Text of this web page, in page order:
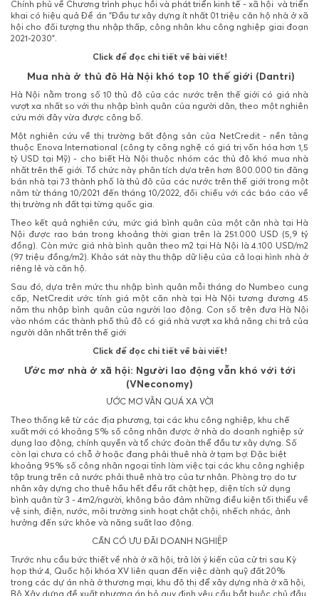
Chính phủ về Chương trình phục hồi và phát triển kinh tế - xã hội và triển
khai có hiệu quả Đề án “Đầu tư xây dựng ít nhất 01 triệu căn hộ nhà ở xã
hội cho đối tượng thu nhập thấp, công nhân khu công nghiệp giai đoạn
2021-2030”.
Click để đọc chi tiết về bài viết!
Mua nhà ở thủ đô Hà Nội khó top 10 thế giới (Dantri)
Hà Nội nằm trong số 10 thủ đô của các nước trên thế giới có giá nhà
vượt xa nhất so với thu nhập bình quân của người dân, theo một nghiên
cứu mới đây vừa được công bố.
Một nghiên cứu về thị trường bất động sản của NetCredit - nền tảng
thuộc Enova International (công ty công nghệ có giá trị vốn hóa hơn 1,5
tỷ USD tại Mỹ) - cho biết Hà Nội thuộc nhóm các thủ đô khó mua nhà
nhất trên thế giới. Tổ chức này phân tích dựa trên hơn 800.000 tin đăng
bán nhà tại 73 thành phố là thủ đô của các nước trên thế giới trong một
năm từ tháng 10/2021 đến tháng 10/2022, đối chiếu với các báo cáo về
thị trường nh đất tại từng quốc gia.
Theo kết quả nghiên cứu, mức giá bình quân của một căn nhà tại Hà
Nội được rao bán trong khoảng thời gian trên là 251.000 USD (5,9 tỷ
đồng). Còn mức giá nhà bình quân theo m2 tại Hà Nội là 4.100 USD/m2
(97 triệu đồng/m2). Khảo sát này thu thập dữ liệu của cả loại hình nhà ở
riêng lẻ và căn hộ.
Sau đó, dựa trên mức thu nhập bình quân mỗi tháng do Numbeo cung
cấp, NetCredit ước tính giá một căn nhà tại Hà Nội tương đương 45
năm thu nhập bình quân của người lao động. Con số trên đưa Hà Nội
vào nhóm các thành phố thủ đô có giá nhà vượt xa khả năng chi trả của
người dân nhất trên thế giới
Click để đọc chi tiết về bài viết!
Ước mơ nhà ở xã hội: Người lao động vẫn khó với tới
(VNeconomy)
ƯỚC MƠ VẪN QUÁ XA VỜI
Theo thống kê từ các địa phương, tại các khu công nghiệp, khu chế
xuất mới có khoảng 5% số công nhân được ở nhà do doanh nghiệp sử
dụng lao động, chính quyền và tổ chức đoàn thể đầu tư xây dựng. Số
còn lại chưa có chỗ ở hoặc đang phải thuê nhà ở tạm bợ. Đặc biệt
khoảng 95% số công nhân ngoại tỉnh làm việc tại các khu công nghiệp
tập trung trên cả nước phải thuê nhà trọ của tư nhân. Phòng trọ do tư
nhân xây dựng cho thuê hầu hết đều rất chật hẹp, diện tích sử dụng
bình quân từ 3 - 4m2/người, không bảo đảm những điều kiện tối thiểu về
vệ sinh, điện, nước, môi trường sinh hoạt chật chội, nhếch nhác, ảnh
hưởng đến sức khỏe và năng suất lao động.
CẦN CÓ ƯU ĐÃI DOANH NGHIỆP
Trước nhu cầu bức thiết về nhà ở xã hội, trả lời ý kiến của cử tri sau Kỳ
họp thứ 4, Quốc hội khóa XV liên quan đến việc dành quỹ đất 20%
trong các dự án nhà ở thương mại, khu đô thị để xây dựng nhà ở xã hội,
Bộ Xây dựng đề xuất phương án bỏ quy định yêu cầu bắt buộc chủ đầu